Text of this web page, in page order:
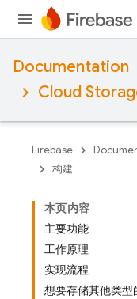
Documentation
Cloud
Firebase
构建
本页内容
主要功能
工作原理
实现流程
想要存储其他类型